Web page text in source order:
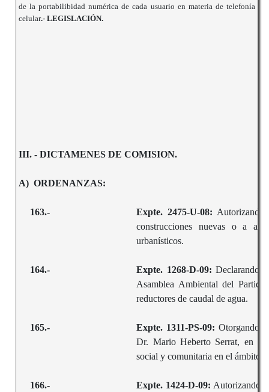
de la portabilibidad numérica de cada usuario en materia de telefonía
celular.- LEGISLACIÓN.
III. - DICTAMENES DE COMISION.
A) ORDENANZAS:
163.- Expte. 2475-U-08:
construcciones nuevas o a
urbanísticos.
164.- Expte. 1268-D-09:Declarando
Asamblea Ambiental del
reductores de caudal de agua.
165.- Expte. 1311-PS-09:Otorgando
Dr. Mario Heberto Serrat, en
social y comunitaria en el ámbito
166.- Expte. 1424-D-09: Autorizando